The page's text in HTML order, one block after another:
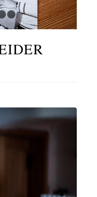
4 5 6 7 8 9 1011